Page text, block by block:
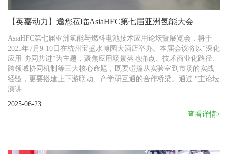
【英嘉动力】邀您莅临AsiaHFC第七届亚洲氢能大会
AsiaHFC第七届亚洲氢能与燃料电池技术应用论坛暨展览会，将于
2025年7月9-10日在杭州宝盛水博园大酒店举办。本届会议将以“深化
应用 协同共进”为主题，聚焦应用场景落地痛点、技术商业化路径、
跨领域协同机制等三大核心命题，既要碰撞从实验室到市场的实战
经验，更要搭建上下游联动、产学研互通的合作桥梁。通过 “主论坛
演讲...
2025-06-23
查看详情>